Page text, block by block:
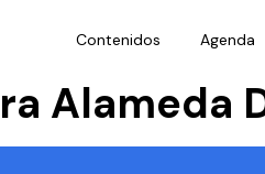
Contenidos Agenda
Alameda